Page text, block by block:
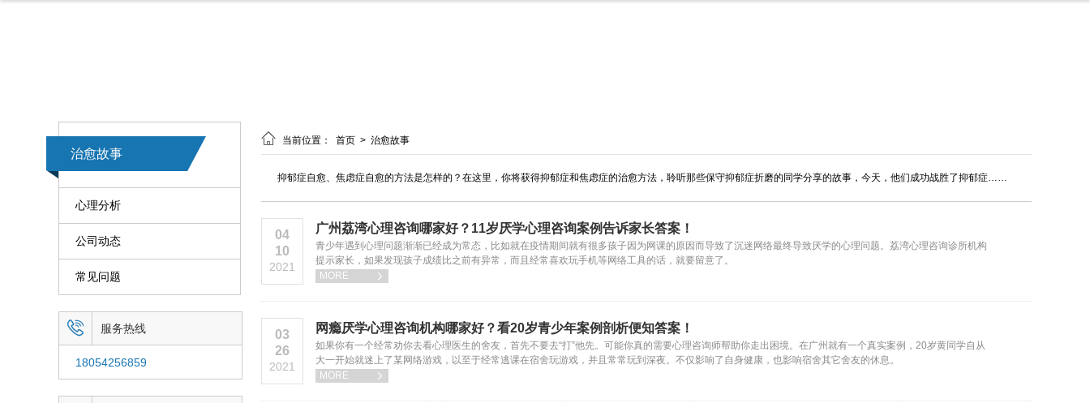
治愈故事
心理分析
公司动态
常见问题
 服务热线
18054256859
 当前位置： 首页 > 治愈故事
抑郁症自愈、焦虑症自愈的方法是怎样的？在这里，你将获得抑郁症和焦虑症的治愈方法，聆听那些保守抑郁症折磨的同学分享的故事，今天，他们成功战胜了抑郁症……
04
10
2021
广州荔湾心理咨询哪家好？11岁厌学心理咨询案例告诉家长答案！
青少年遇到心理问题渐渐已经成为常态，比如就在疫情期间就有很多孩子因为网课的原因而导致了沉迷网络最终导致厌学的心理问题。荔湾心理咨询诊所机构
提示家长，如果发现孩子成绩比之前有异常，而且经常喜欢玩手机等网络工具的话，就要留意了。
MORE

03
26
2021
网瘾厌学心理咨询机构哪家好？看20岁青少年案例剖析便知答案！
如果你有一个经常劝你去看心理医生的舍友，首先不要去“打”他先。可能你真的需要心理咨询师帮助你走出困境。在广州就有一个真实案例，20岁黄同学自从
大一开始就迷上了某网络游戏，以至于经常逃课在宿舍玩游戏，并且常常玩到深夜。不仅影响了自身健康，也影响宿舍其它舍友的休息。
MORE
